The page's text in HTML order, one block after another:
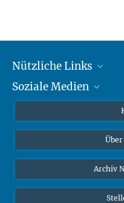
Vanderveer@mmg.mpg.de
Nützliche Links
MMG Alumni Corner
Interviews zum Thema
Soziale Medien
Archiv